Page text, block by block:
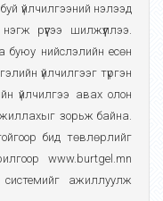
үйлчилгээний нэлээд
рүүгээ шилжүүллээ.
нийслэлийн есөн
үйлчилгээг түргэн
үйлчилгээ авах олон
зорьж байна.
бид төвлөрлийг
www.burtgel.mn
системийг ажиллуулж